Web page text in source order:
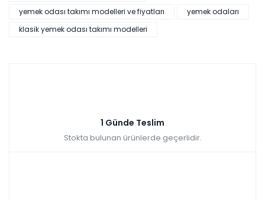
yemek odası takımı modelleri ve fiyatları
yemek odaları
klasik yemek odası takımı modelleri
1 Günde Teslim
Stokta bulunan ürünlerde geçerlidir.